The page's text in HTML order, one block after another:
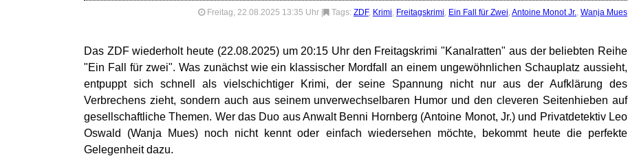
Freitag, 22.08.2025 13:35 Uhr Tags: ZDF, Krimi, Freitagskrimi, Ein Fall für Zwei, Antoine Monot Jr., Wanja Mues
Das ZDF wiederholt heute (22.08.2025) um 20:15 Uhr den Freitagskrimi "Kanalratten" aus der beliebten Reihe
"Ein Fall für zwei". Was zunächst wie ein klassischer Mordfall an einem ungewöhnlichen Schauplatz aussieht,
entpuppt sich schnell als vielschichtiger Krimi, der seine Spannung nicht nur aus der Aufklärung des
Verbrechens zieht, sondern auch aus seinem unverwechselbaren Humor und den cleveren Seitenhieben auf
gesellschaftliche Themen. Wer das Duo aus Anwalt Benni Hornberg (Antoine Monot, Jr.) und Privatdetektiv Leo
Oswald (Wanja Mues) noch nicht kennt oder einfach wiedersehen möchte, bekommt heute die perfekte
Gelegenheit dazu.